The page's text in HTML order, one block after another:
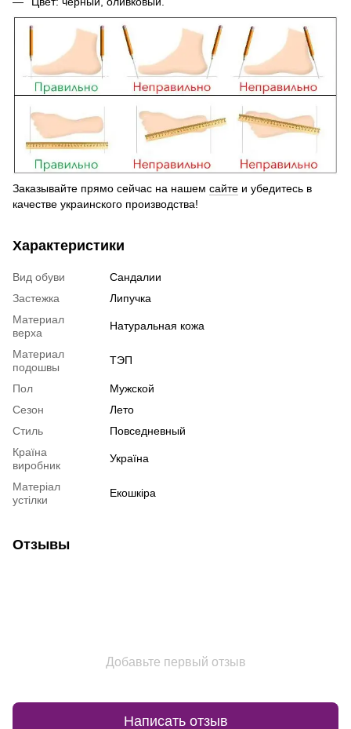
Заказывайте прямо сейчас на нашем сайте и убедитесь в
качестве украинского производства!
Характеристики
Вид обуви
Сандалии
Застежка
Липучка
Материал
верха
Натуральная кожа
Материал
подошвы
ТЭП
Пол
Мужской
Сезон
Лето
Стиль
Повседневный
Країна
виробник
Україна
Матеріал
устілки
Екошкіра
Отзывы
Добавьте первый отзыв
Написать отзыв